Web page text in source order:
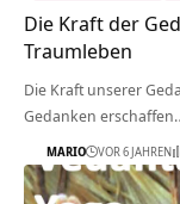
Die Kraft der
Traumleben
Die Kraft unserer
Gedanken
MARIO VOR 6 JAHREN